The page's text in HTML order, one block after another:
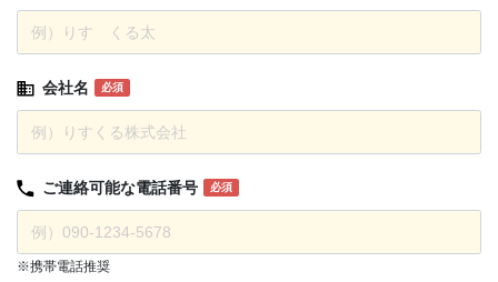
会社名 必須
ご連絡可能な電話番号 必須
※携帯電話推奨